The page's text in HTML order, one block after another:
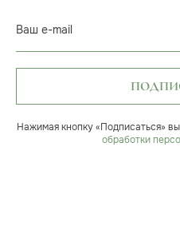
Ваш e-mail
Нажимая кнопку «Подписаться»
обработки